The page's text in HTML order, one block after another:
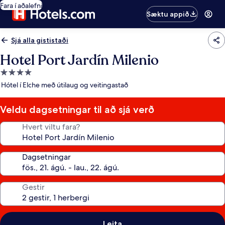
Fara í aðalefni
Sæktu appið
Sjá alla gististaði
Hotel Port Jardín Milenio
4.0
stjörnu
Hótel í Elche með útilaug og veitingastað
Veldu dagsetningar til að sjá verð
Hvert viltu fara?
Dagsetningar
Gestir